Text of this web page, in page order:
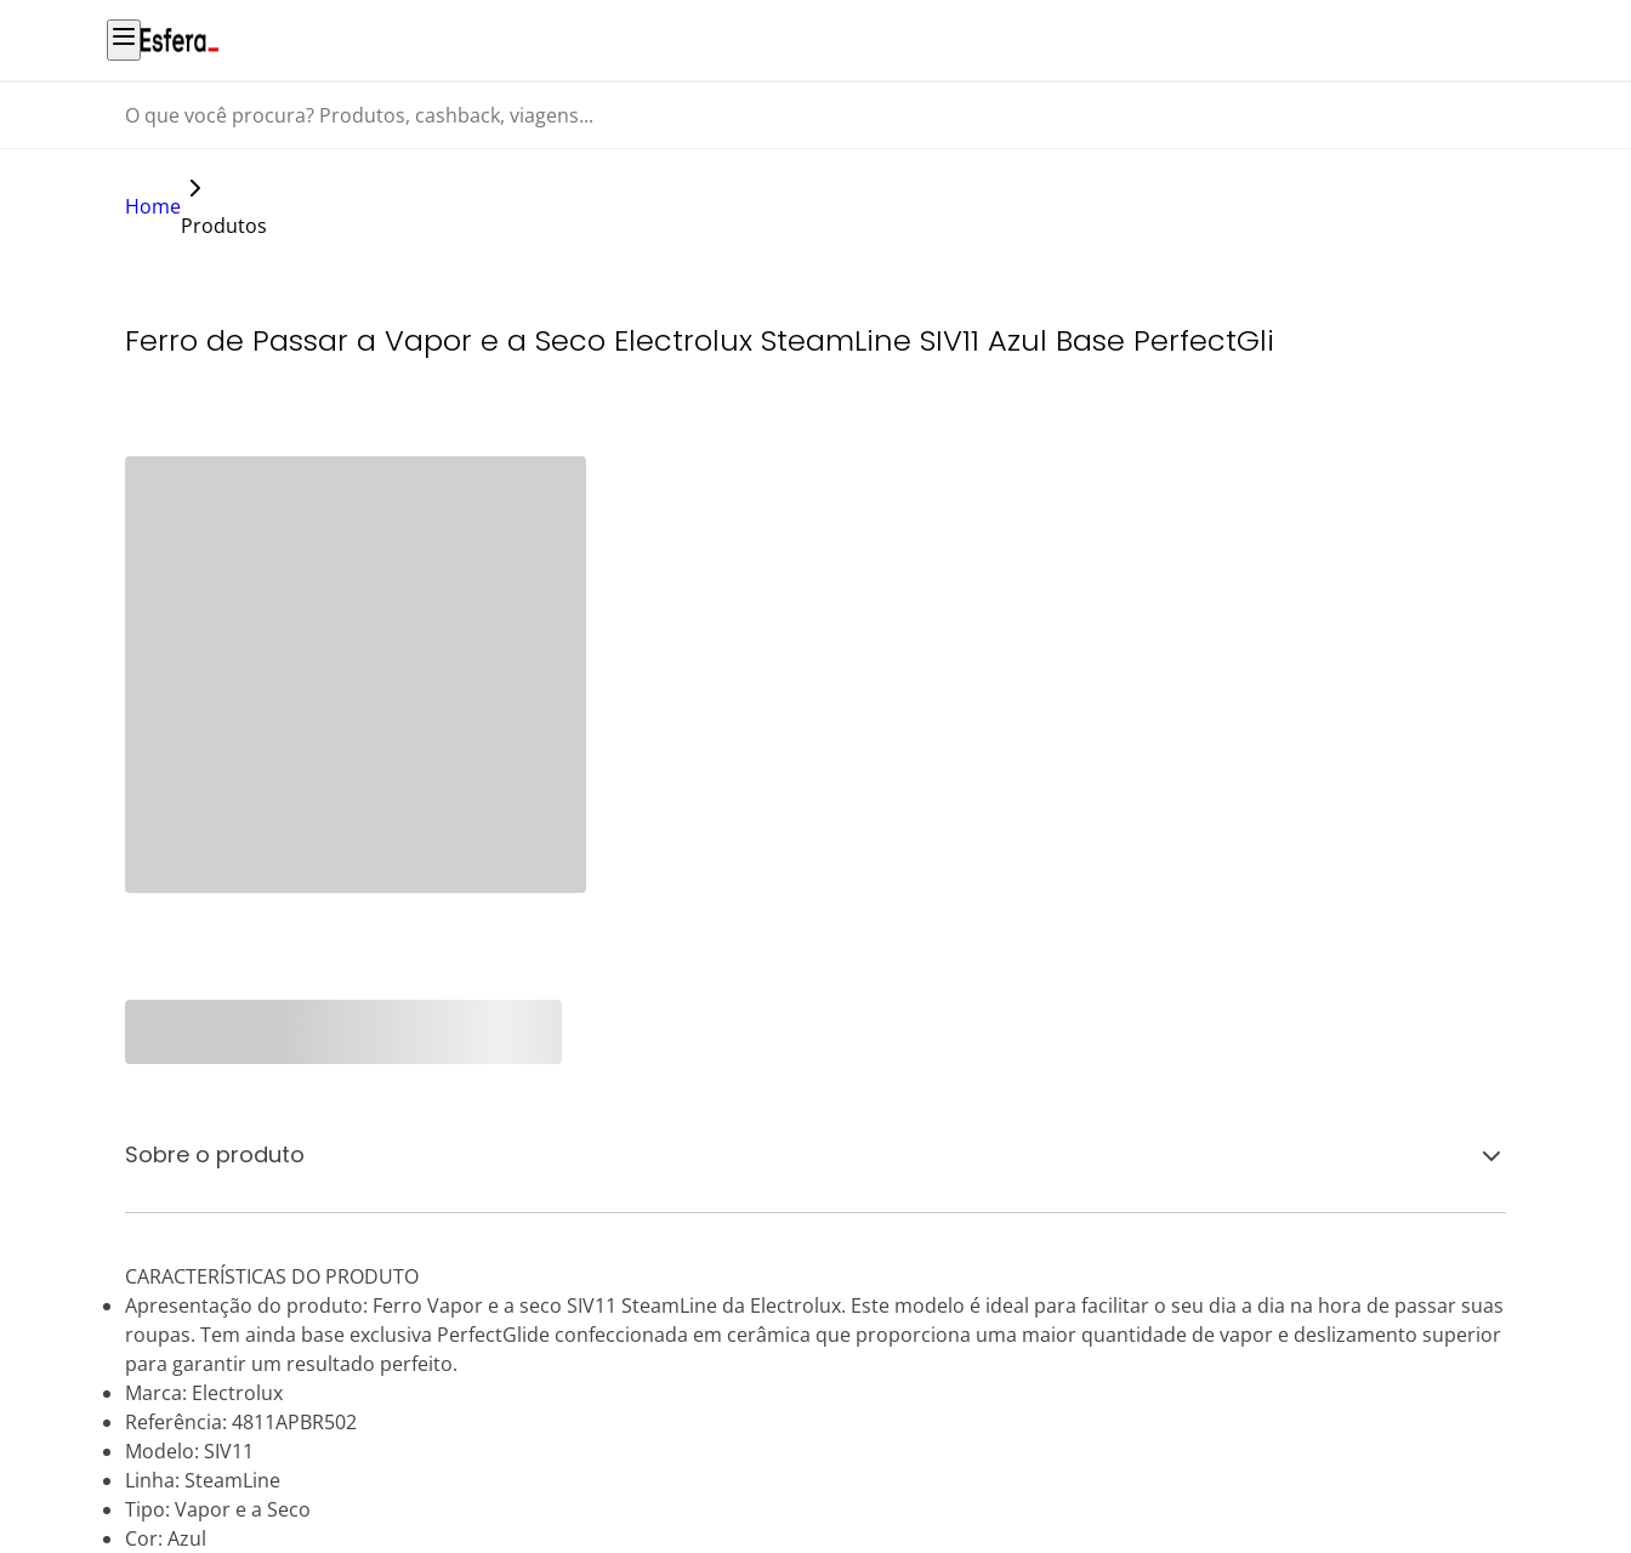
O que você procura? Produtos, cashback, viagens...
Home
Produtos
Ferro de Passar a Vapor e a Seco Electrolux SteamLine SIV11 Azul Base PerfectGli
Sobre o produto
CARACTERÍSTICAS DO PRODUTO
Apresentação do produto: Ferro Vapor e a seco SIV11 SteamLine da Electrolux. Este modelo é ideal para facilitar o seu dia a dia na hora de passar suas
roupas. Tem ainda base exclusiva PerfectGlide confeccionada em cerâmica que proporciona uma maior quantidade de vapor e deslizamento superior
para garantir um resultado perfeito.
Marca: Electrolux
Referência: 4811APBR502
Modelo: SIV11
Linha: SteamLine
Tipo: Vapor e a Seco
Cor: Azul